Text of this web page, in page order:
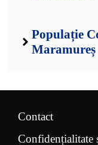
Populație
Maramureș
Contact
Confidențialitate